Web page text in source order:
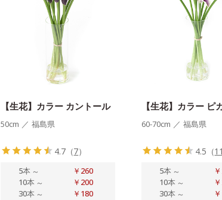
【生花】カラー カントール
50cm ／ 福島県
4.7（7）
5本 ～
￥260
10本 ～
￥200
30本 ～ ￥180
【生花】カラー ピ
60-70cm ／ 福島県
4.5 （11
5本 ～
10本 ～
30本 ～